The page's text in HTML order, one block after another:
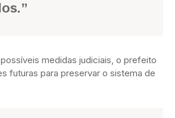
medidas judiciais, o prefeito
futuras para preservar o sistema de